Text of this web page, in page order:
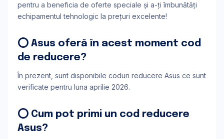
pentru a beneficia de oferte speciale și a-ți îmbunătăți
echipamentul tehnologic la prețuri excelente!
⭕ Asus oferă în acest moment cod
de reducere?
În prezent, sunt disponibile coduri reducere Asus ce sunt
verificate pentru luna aprilie 2026.
⭕ Cum pot primi un cod reducere
Asus?